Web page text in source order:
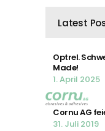
Latest
Optrel.
Made!
1. April 2025
Cornu AG
31. Juli 2019